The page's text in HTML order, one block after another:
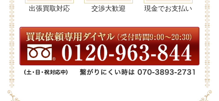
出張買取対応 交渉大歓迎 現金でお支払い